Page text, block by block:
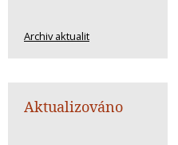
Archiv aktualit
Aktualizováno